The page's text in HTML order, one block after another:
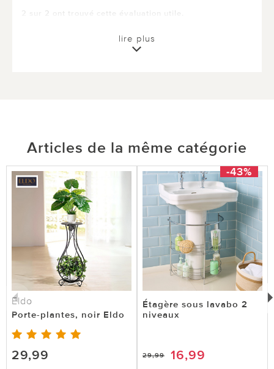
2 sur 2 ont trouvé cette évaluation utile.
pas utile
lire plus
Articles de la même catégorie
Eldo
Porte-plantes, noir Eldo
29,99
-43%
Étagère sous lavabo 2
niveaux
29,99 16,99